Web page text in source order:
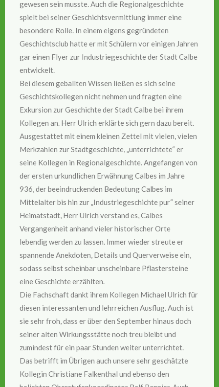
gewesen sein musste. Auch die Regionalgeschichte
spielt bei seiner Geschichtsvermittlung immer eine
besondere Rolle. In einem eigens gegründeten
Geschichtsclub hatte er mit Schülern vor einigen Jahren
gar einen Flyer zur Industriegeschichte der Stadt Calbe
entwickelt.
Bei diesem geballten Wissen ließen es sich seine
Geschichtskollegen nicht nehmen und fragten eine
Exkursion zur Geschichte der Stadt Calbe bei ihrem
Kollegen an. Herr Ulrich erklärte sich gern dazu bereit.
Ausgestattet mit einem kleinen Zettel mit vielen, vielen
Merkzahlen zur Stadtgeschichte, „unterrichtete“ er
seine Kollegen in Regionalgeschichte. Angefangen von
der ersten urkundlichen Erwähnung Calbes im Jahre
936, der beeindruckenden Bedeutung Calbes im
Mittelalter bis hin zur „Industriegeschichte pur“ seiner
Heimatstadt, Herr Ulrich verstand es, Calbes
Vergangenheit anhand vieler historischer Orte
lebendig werden zu lassen. Immer wieder streute er
spannende Anekdoten, Details und Querverweise ein,
sodass selbst scheinbar unscheinbare Pflastersteine
eine Geschichte erzählten.
Die Fachschaft dankt ihrem Kollegen Michael Ulrich für
diesen interessanten und lehrreichen Ausflug. Auch ist
sie sehr froh, dass er über den September hinaus doch
seiner alten Wirkungsstätte noch treu bleibt und
zumindest für ein paar Stunden weiter unterrichtet.
Das betrifft im Übrigen auch unsere sehr geschätzte
Kollegin Christiane Falkenthal und ebenso den